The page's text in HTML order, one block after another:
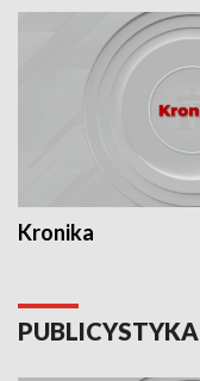
Kronika
PUBLICYSTYKA